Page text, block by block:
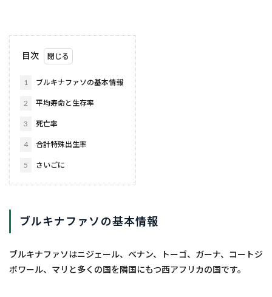
目次
1 ブルキナファソの基本情報
2 平均寿命と生存率
3 死亡率
4 合計特殊出生率
5 さいごに
ブルキナファソの基本情報
ブルキナファソはニジェール、ベナン、トーゴ、ガーナ、コートジ
ボワール、マリと多くの国を隣国にもつ西アフリカの国です。